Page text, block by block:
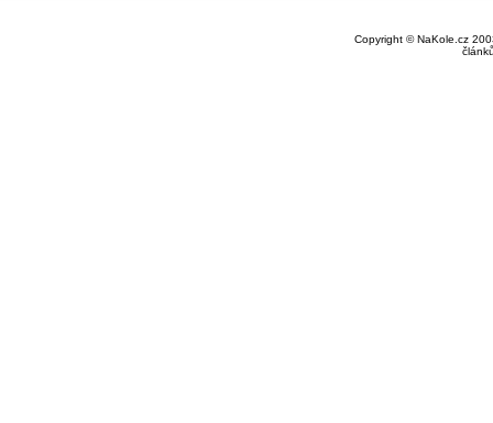
Copyright © NaKole.cz